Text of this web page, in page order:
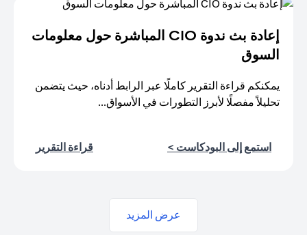
إعادة بث ندوة CIO المباشرة حول معلومات
السوق
يمكنكم قراءة التقرير كاملًا عبر الرابط أدناه، حيث يتضمن
تحليلاً مفصلًا لأبرز التطورات في الأسواق...
استمع إلى البودكاست > قراءة التقرير
عرض المزيد